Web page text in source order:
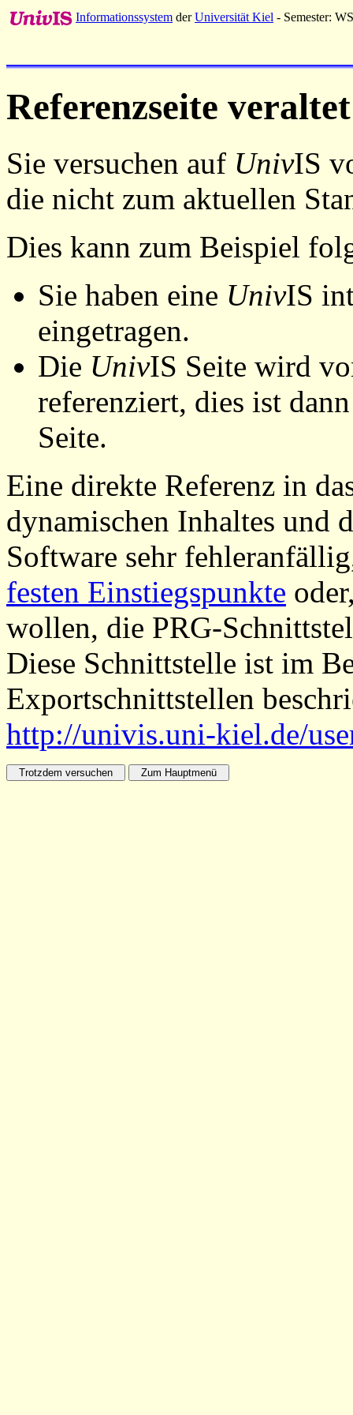
Informationssystem derUniversität Kiel - Semester:
Referenzseite veraltet
Sie versuchen auf UnivIS
die nicht zum aktuellen
Dies kann zum Beispiel
Sie haben eine UnivIS
eingetragen.
Die UnivIS Seite wird
referenziert, dies ist
Seite.
Eine direkte Referenz in
dynamischen Inhaltes und
Software sehr
festen Einstiegspunkte
wollen, die PRG-
Diese Schnittstelle ist im
Exportschnittstellen
http://univis.uni-kiel.de/